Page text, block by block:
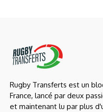
Rugby Transferts est un
France, lancé par deux
et maintenant lu par plus